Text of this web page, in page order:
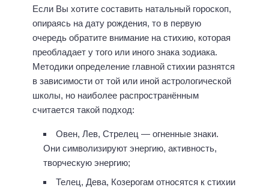
Если Вы хотите составить натальный гороскоп,
опираясь на дату рождения, то в первую
очередь обратите внимание на стихию, которая
преобладает у того или иного знака зодиака.
Методики определение главной стихии разнятся
в зависимости от той или иной астрологической
школы, но наиболее распространённым
считается такой подход:
Овен, Лев, Стрелец — огненные знаки.
Они символизируют энергию, активность,
творческую энергию;
Телец, Дева, Козерогам относятся к стихии